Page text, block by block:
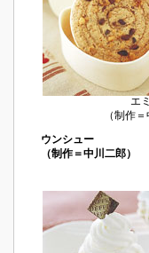
エ
（制作
ウンシュー
（制作＝中川二郎）